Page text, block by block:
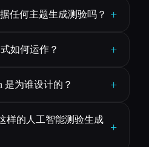
任何主题生成测验吗？ +
如何运作？ +
是为谁设计的？ +
样的人工智能测验生成
+